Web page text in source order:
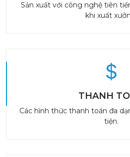
Sản xuất với công nghệ tiên
khi xuất
THANH
Các hình thức thanh toán đa
tiện.